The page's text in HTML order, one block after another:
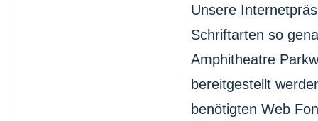
Unsere
Schriftarten so
Amphitheatre
bereitgestellt
benötigten Web